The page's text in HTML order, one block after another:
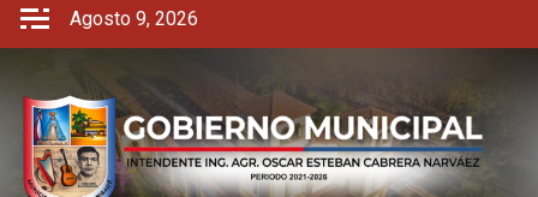
Agosto 9, 2026